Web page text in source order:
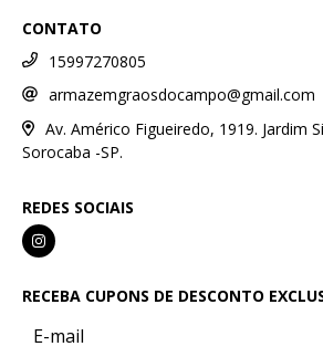
CONTATO
15997270805
armazemgraosdocampo@gmail.com
Av. Américo Figueiredo, 1919. Jardim
Sorocaba -SP.
REDES SOCIAIS
RECEBA CUPONS DE DESCONTO